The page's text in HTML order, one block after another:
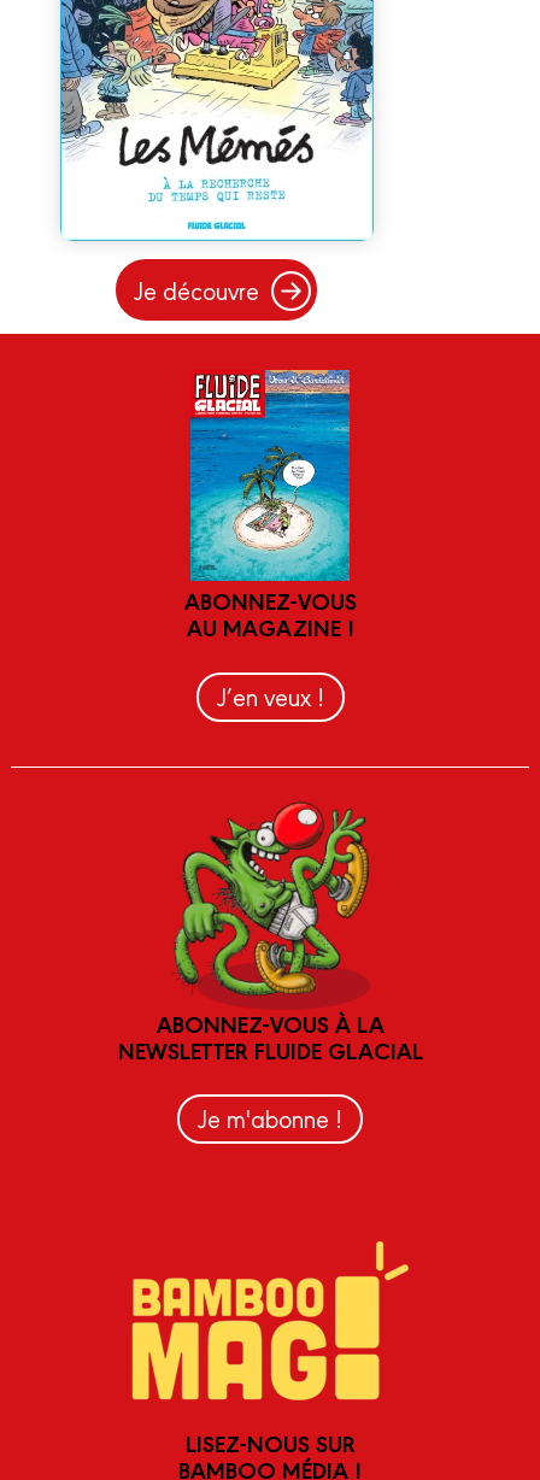
Je découvre
ABONNEZ-VOUS
AU MAGAZINE !
J’en veux !
ABONNEZ-VOUS À LA
NEWSLETTER FLUIDE GLACIAL
Je m'abonne !
LISEZ-NOUS SUR
BAMBOO MÉDIA !